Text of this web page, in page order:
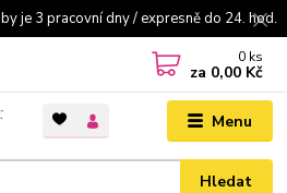
je 3 pracovní dny / expresně do 24. hod.
Menu
Hledat
0 ks
za 0,00 Kč